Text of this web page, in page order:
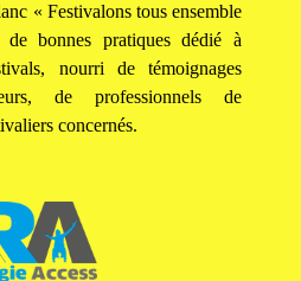
« Festivalons tous ensemble
bonnes pratiques dédié à
nourri de témoignages
de professionnels de
concernés.